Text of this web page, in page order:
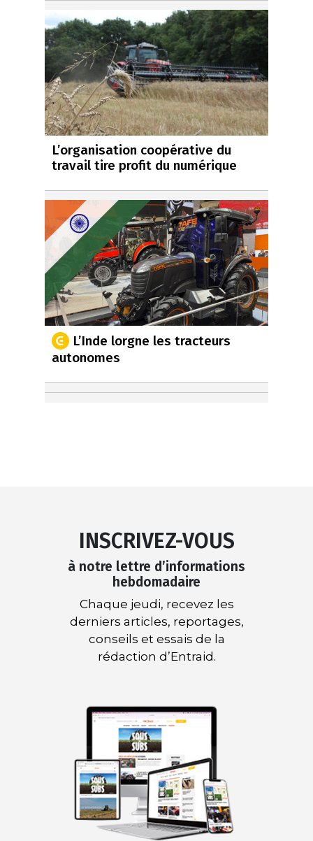
L’organisation coopérative du
travail tire profit du numérique
L’Inde lorgne les tracteurs
autonomes
INSCRIVEZ-VOUS
à notre lettre d’informations
hebdomadaire
Chaque jeudi, recevez les
derniers articles, reportages,
conseils et essais de la
rédaction d’Entraid.